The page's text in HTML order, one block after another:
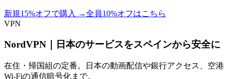
新規15%オフで購入 →全員10%オフはこちら
VPN
NordVPN｜日本のサービスをスペインから安全に
在住・帰国組の定番。日本の動画配信や銀行アクセス、空港
Wi-Fiの通信暗号化まで。